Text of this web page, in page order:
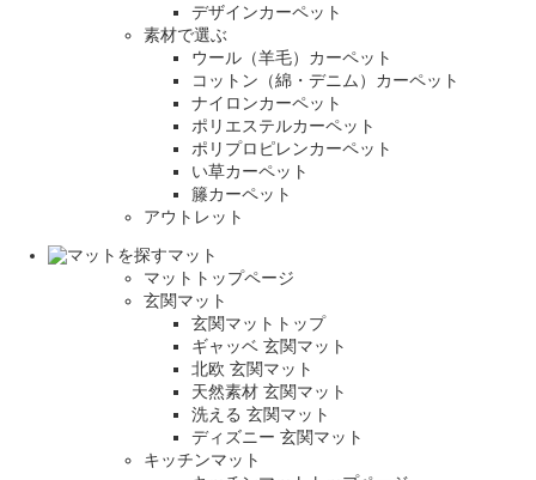
デザインカーペット
素材で選ぶ
ウール（羊毛）カーペット
コットン（綿・デニム）カーペット
ナイロンカーペット
ポリエステルカーペット
ポリプロピレンカーペット
い草カーペット
籐カーペット
アウトレット
マット
マットトップページ
玄関マット
玄関マットトップ
ギャッベ 玄関マット
北欧 玄関マット
天然素材 玄関マット
洗える 玄関マット
ディズニー 玄関マット
キッチンマット